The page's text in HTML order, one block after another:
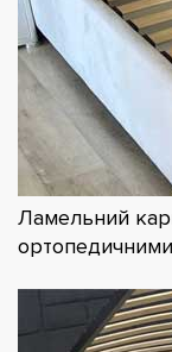
Ламельний